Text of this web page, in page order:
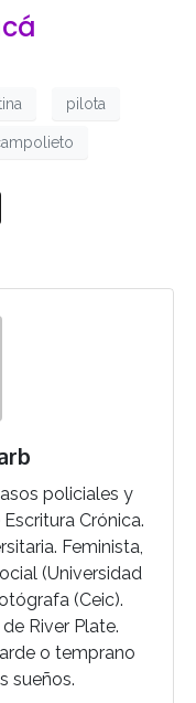
pilota
policiales y
Crónica.
Feminista,
(Universidad
(Ceic).
River Plate.
o temprano
sueños.